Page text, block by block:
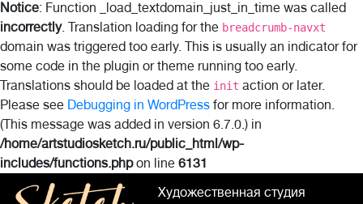
Notice: Function _load_textdomain_just_in_time was called
incorrectly. Translation loading for the breadcrumb-navxt
domain was triggered too early. This is usually an indicator for
some code in the plugin or theme running too early.
Translations should be loaded at the init action or later.
Please see Debugging in WordPress for more information.
(This message was added in version 6.7.0.) in
/home/artstudiosketch.ru/public_html/wp-
includes/functions.phpon line 6131
Художественная студия